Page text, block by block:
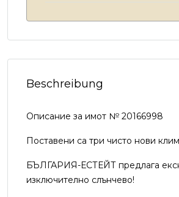
Beschreibung
Описание за имот № 20166998
Поставени са три чисто нови
БЪЛГАРИЯ-ЕСТЕЙТ предлага
изключително слънчево!